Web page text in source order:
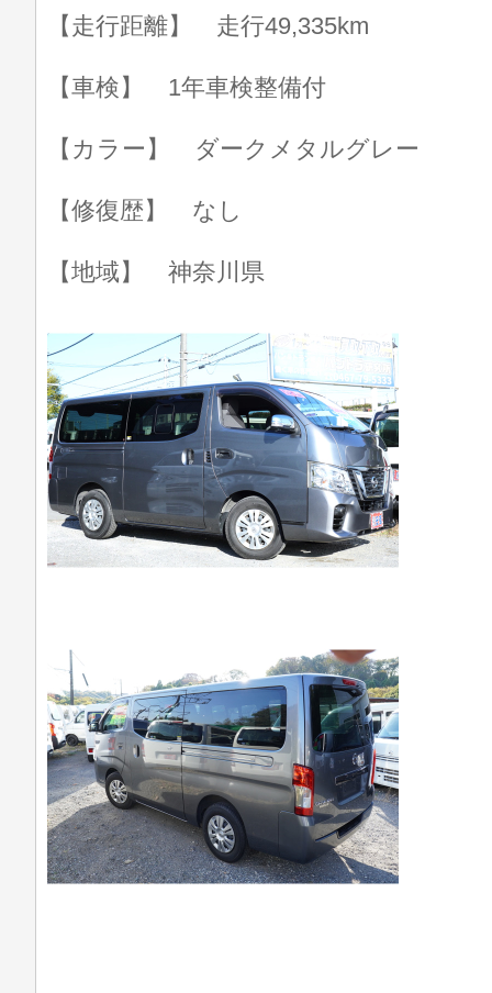
【走行距離】 走行49,335km
【車検】 1年車検整備付
【カラー】 ダークメタルグレー
【修復歴】 なし
【地域】 神奈川県